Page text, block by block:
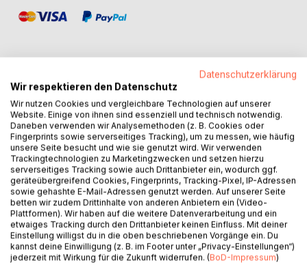
BESCHREIBUNG
Emilio Esbardo, in questo libro, attraverso i racconti di
Judith Hermann, una delle scrittrici contemporanee di
maggior successo in Germania, descrive la nuova
generazione di autori tedeschi e il periodo storico di
Berlino, negli anni immediatamente prima e dopo la caduta
del Muro. All'interno del libro vi sono anche capitoli sul
teatro, sull'arte, sulla musica e sulla cinematografia
berlinese.
Datenschutzerklärung
Wir respektieren den Datenschutz
Wir nutzen Cookies und vergleichbare Technologien auf unserer
Website. Einige von ihnen sind essenziell und technisch notwendig.
Daneben verwenden wir Analysemethoden (z. B. Cookies oder
Fingerprints sowie serverseitiges Tracking), um zu messen, wie häufig
unsere Seite besucht und wie sie genutzt wird. Wir verwenden
Trackingtechnologien zu Marketingzwecken und setzen hierzu
serverseitiges Tracking sowie auch Drittanbieter ein, wodurch ggf.
geräteübergreifend Cookies, Fingerprints, Tracking-Pixel, IP-Adressen
sowie gehashte E-Mail-Adressen genutzt werden. Auf unserer Seite
betten wir zudem Drittinhalte von anderen Anbietern ein (Video-
Plattformen). Wir haben auf die weitere Datenverarbeitung und ein
etwaiges Tracking durch den Drittanbieter keinen Einfluss. Mit deiner
Einstellung willigst du in die oben beschriebenen Vorgänge ein. Du
kannst deine Einwilligung (z. B. im Footer unter „Privacy-Einstellungen“)
jederzeit mit Wirkung für die Zukunft widerrufen. (BoD-Impressum)